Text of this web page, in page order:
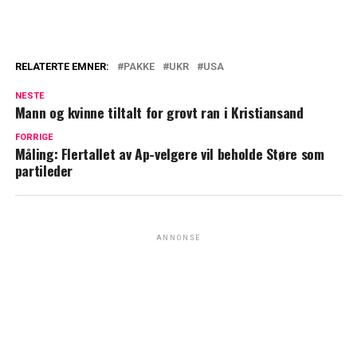
RELATERTE EMNER: PAKKE UKR USA
NESTE
Mann og kvinne tiltalt for grovt ran i Kristiansand
FORRIGE
Måling: Flertallet av Ap-velgere vil beholde Støre som
partileder
ANNONSE